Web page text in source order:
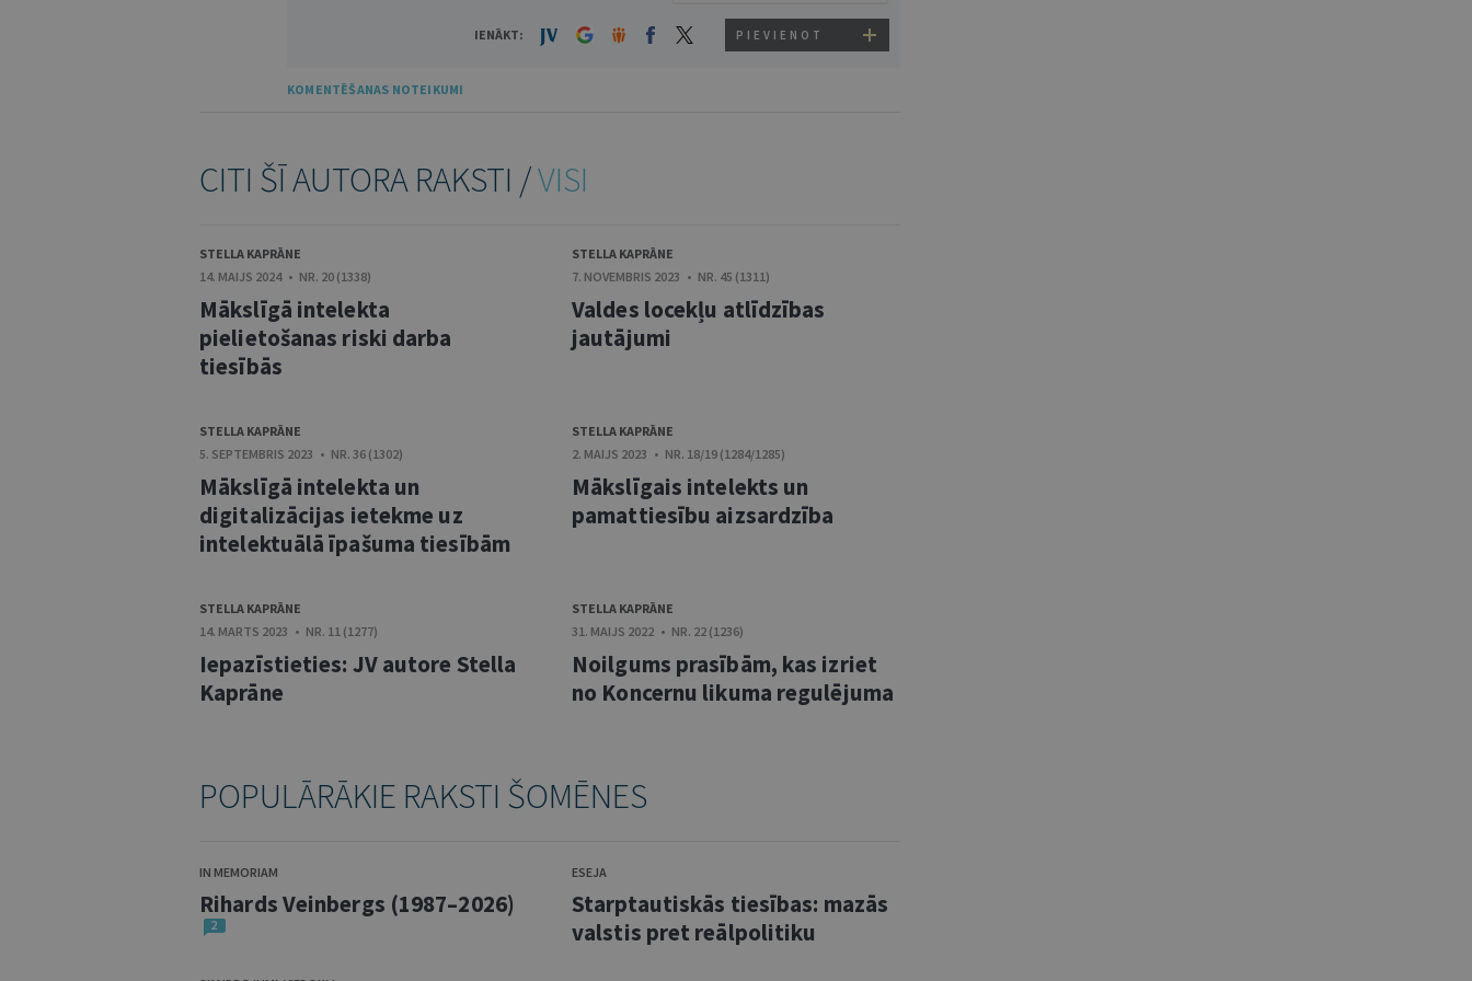
IENĀKT: PIEVIENOT
KOMENTĒŠANAS NOTEIKUMI
CITI ŠĪ AUTORA RAKSTI /VISI
STELLA KAPRĀNE
14. MAIJS 2024 • NR. 20 (1338)
Mākslīgā intelekta
pielietošanas riski darba
tiesībās
STELLA KAPRĀNE
7. NOVEMBRIS 2023 • NR. 45 (1311)
Valdes locekļu atlīdzības
jautājumi
STELLA KAPRĀNE
5. SEPTEMBRIS 2023 • NR. 36 (1302)
Mākslīgā intelekta un
digitalizācijas ietekme uz
intelektuālā īpašuma tiesībām
STELLA KAPRĀNE
2. MAIJS 2023 • NR. 18/19 (1284/1285)
Mākslīgais intelekts un
pamattiesību aizsardzība
STELLA KAPRĀNE
14. MARTS 2023 • NR. 11 (1277)
Iepazīstieties: JV autore Stella
Kaprāne
STELLA KAPRĀNE
31. MAIJS 2022 • NR. 22 (1236)
Noilgums prasībām, kas izriet
no Koncernu likuma regulējuma
POPULĀRĀKIE RAKSTI ŠOMĒNES
IN MEMORIAM
Rihards Veinbergs (1987–2026)
2
ESEJA
Starptautiskās tiesības: mazās
valstis pret reālpolitiku